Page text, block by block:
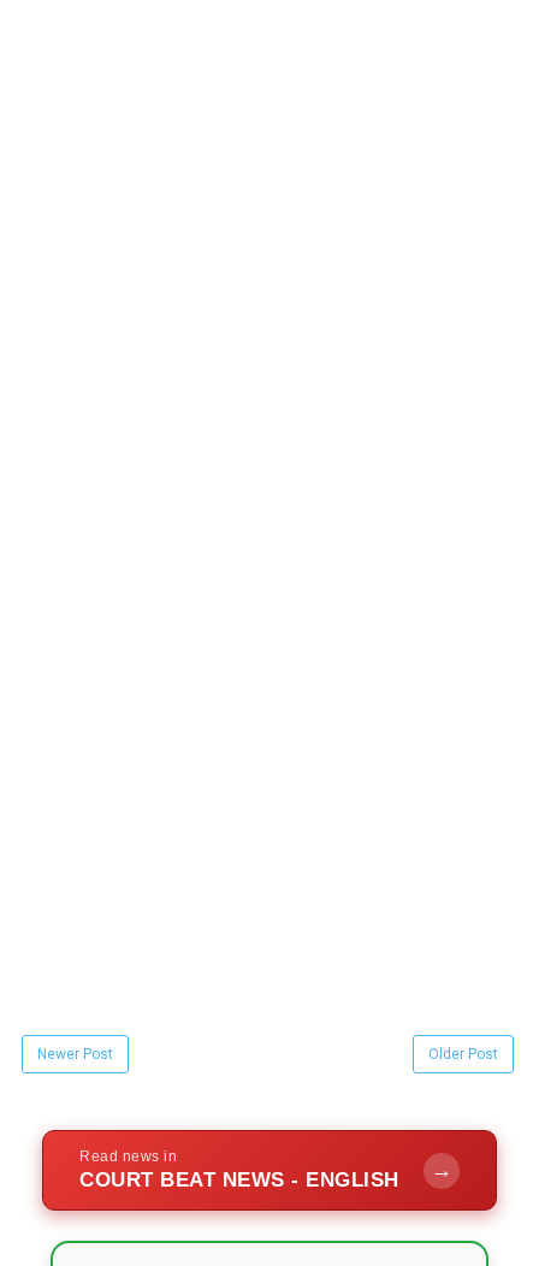
Newer Post Older Post
Read news in
COURT BEAT NEWS - ENGLISH →